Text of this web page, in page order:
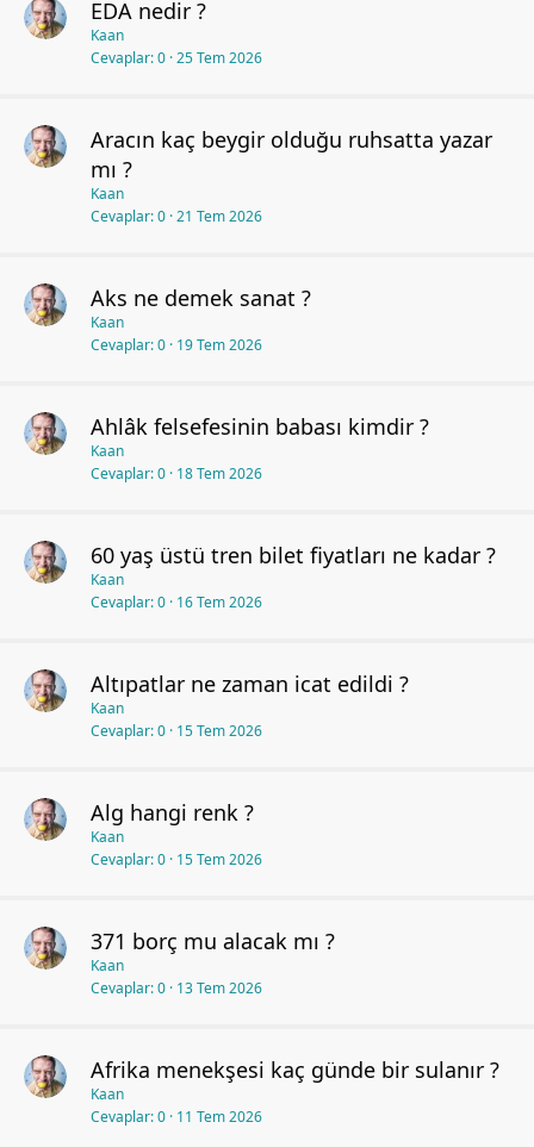
EDA nedir ?
Kaan
Cevaplar 0 25 Tem 2026
Aracın kaç beygir olduğu ruhsatta yazar
mı ?
Kaan
Cevaplar 0 21 Tem 2026
Aks ne demek sanat ?
Kaan
Cevaplar 0 19 Tem 2026
Ahlâk felsefesinin babası kimdir ?
Kaan
Cevaplar 0 18 Tem 2026
60 yaş üstü tren bilet fiyatları ne kadar ?
Kaan
Cevaplar 0 16 Tem 2026
Altıpatlar ne zaman icat edildi ?
Kaan
Cevaplar 0 15 Tem 2026
Alg hangi renk ?
Kaan
Cevaplar 0 15 Tem 2026
371 borç mu alacak mı ?
Kaan
Cevaplar 0 13 Tem 2026
Afrika menekşesi kaç günde bir sulanır ?
Kaan
Cevaplar 0 11 Tem 2026